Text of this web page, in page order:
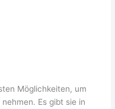
Möglichkeiten, um
Es gibt sie in